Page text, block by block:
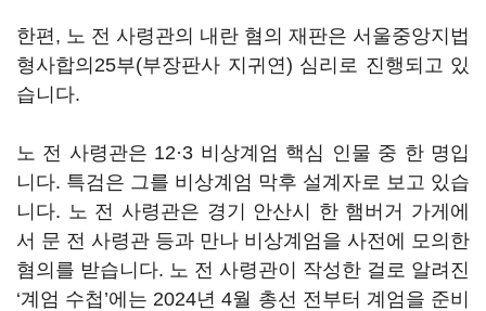
한편, 노 전 사령관의 내란 혐의 재판은 서울중앙지법
형사합의25부(부장판사 지귀연) 심리로 진행되고 있
습니다.
노 전 사령관은 12·3 비상계엄 핵심 인물 중 한 명입
니다. 특검은 그를 비상계엄 막후 설계자로 보고 있습
니다. 노 전 사령관은 경기 안산시 한 햄버거 가게에
서 문 전 사령관 등과 만나 비상계엄을 사전에 모의한
혐의를 받습니다. 노 전 사령관이 작성한 걸로 알려진
‘계엄 수첩’에는 2024년 4월 총선 전부터 계엄을 준비